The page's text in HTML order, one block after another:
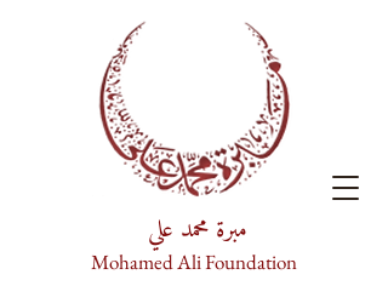
مبرة محمد علي
Mohamed Ali Foundation